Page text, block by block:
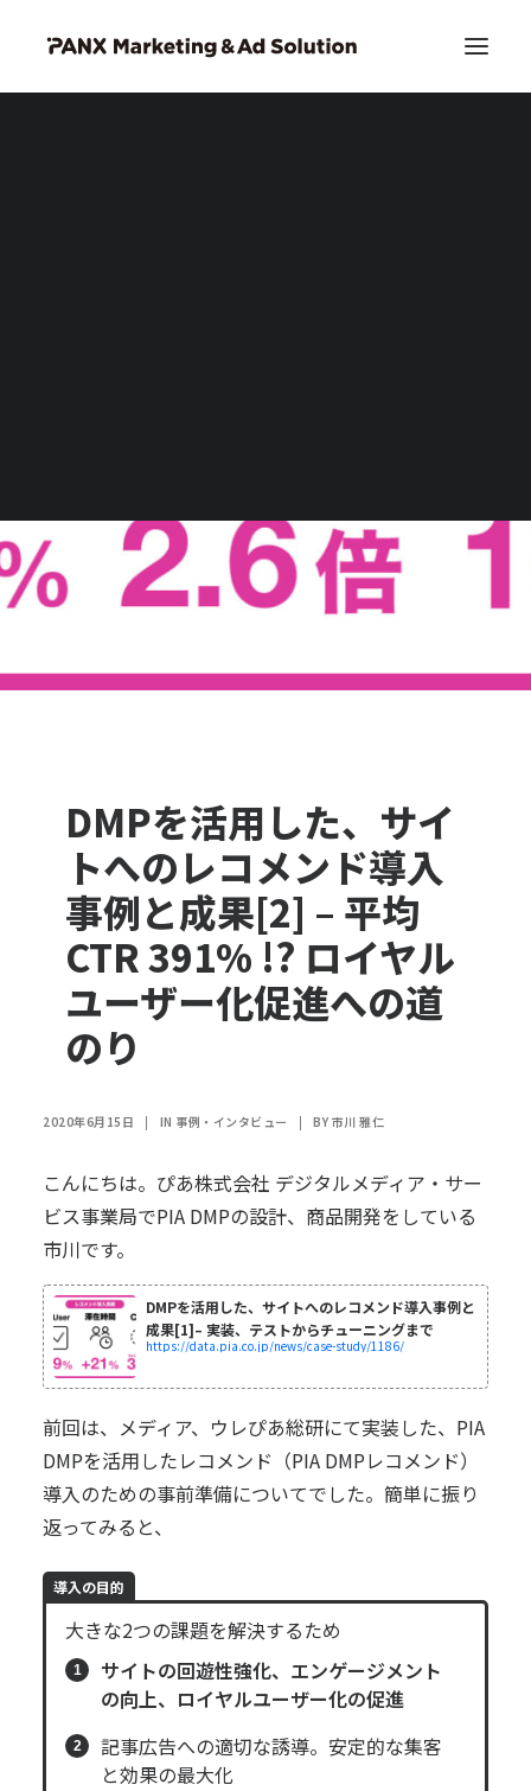
DMPを活用した、サイ
トへのレコメンド導入
事例と成果[2] – 平均
CTR 391% !? ロイヤル
ユーザー化促進への道
のり
2020年6月15日 | IN 事例・インタビュー | BY 市川 雅仁
こんにちは。ぴあ株式会社 デジタルメディア・サー
ビス事業局でPIA DMPの設計、商品開発をしている
市川です。
DMPを活用した、サイトへのレコメンド導入事例と
成果[1]– 実装、テストからチューニングまで
https://data.pia.co.jp/news/case-study/1186/
前回は、メディア、ウレぴあ総研にて実装した、PIA
DMPを活用したレコメンド（PIA DMPレコメンド）
導入のための事前準備についてでした。簡単に振り
返ってみると、
導入の目的
大きな2つの課題を解決するため
サイトの回遊性強化、エンゲージメント
の向上、ロイヤルユーザー化の促進
記事広告への適切な誘導。安定的な集客
と効果の最大化